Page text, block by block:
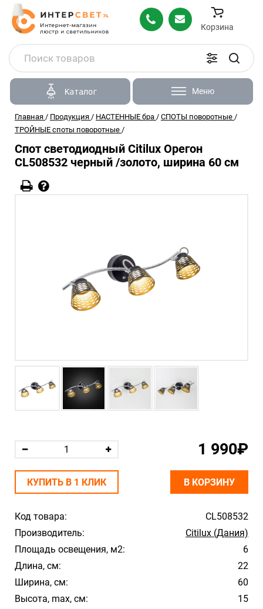
Корзина
Каталог Меню
Главная / Продукция / НАСТЕННЫЕ бра / СПОТЫ поворотные /
ТРОЙНЫЕ споты поворотные /
Спот светодиодный Citilux Орегон
CL508532 черный /золото, ширина 60 см
Код товара:
CL508532
Производитель:
Citilux (Дания)
Площадь освещения, м2:
6
Длина, см:
22
Ширина, см:
60
Высота, max, см:
15
1 990₽
КУПИТЬ В 1 КЛИК В КОРЗИНУ